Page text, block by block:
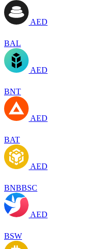
AED
BAL
AED
BNT
AED
BAT
AED
BNBBSC
AED
BSW